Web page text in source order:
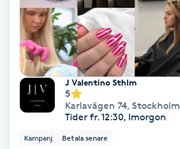
Vaccination
Vampyrbehandling
Vaxning
Vaxning brasiliansk
J Valentino Sthlm
5
Karlavägen 74, Stockholm
Tider fr. 12:30, Imorgon
Kampanj Betala senare